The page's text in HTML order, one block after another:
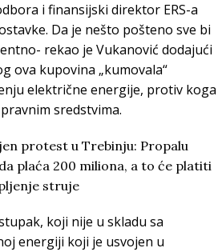
i finansijski direktor ERS-a
Da je nešto pošteno sve bi
rekao je Vukanović dodajući
ova kupovina „kumovala“
električne energije, protiv koga
sredstvima.
koji nije u skladu sa
energiji koji je usvojen u